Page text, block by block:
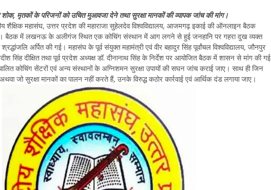
मृतकों के परिजनों को उचित मुआवजा देने तथा सुरक्षा मानकों की व्यापक जांच की मांग।
शैक्षिक महासंघ, उत्तर प्रदेश की महाराजा सुहेलदेव विश्वविद्यालय, आजमगढ़ इकाई की ऑनलाइन बैठक
बैठक में लखनऊ के अलीगंज स्थित एक कोचिंग संस्थान में आग लगने से हुई जनहानि पर गहरा दुख व्यक्त
अर्पित की गई। महासंघ के पूर्व संयुक्त महामंत्री एवं वीर बहादुर सिंह पूर्वांचल विश्वविद्यालय, जौनपुर
सिंह दीक्षित तथा पूर्व प्रदेश अध्यक्ष डॉ. दीनानाथ सिंह के निर्देश पर आयोजित बैठक में शासन से मांग की गई
कोचिंग सेंटरों एवं अन्य संस्थानों के अग्निशमन सुरक्षा उपायों की सघन जांच कराई जाए। साथ ही जिन
जो सुरक्षा मानकों का पालन नहीं करते हैं, उनके विरुद्ध कठोर कार्रवाई एवं आर्थिक दंड लगाया जाए।